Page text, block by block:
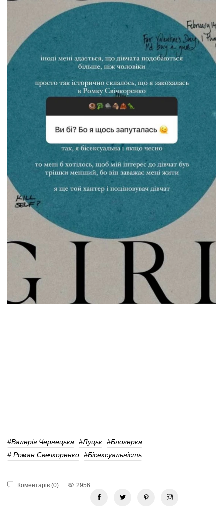
#Валерія Чернецька #Луцьк #Блогерка
# Роман Свечкоренко #Бісексуальність
Коментарів (0) 2956